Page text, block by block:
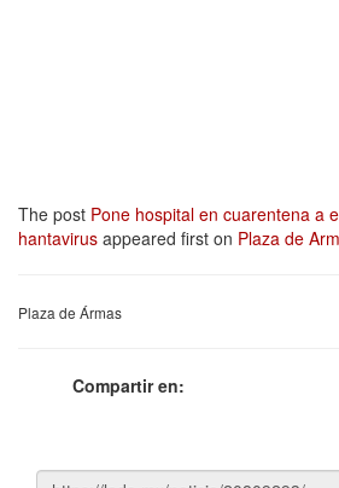
The post Pone hospital en cuarentena a
hantavirus appeared first on Plaza de
Plaza de Ármas
Compartir en: